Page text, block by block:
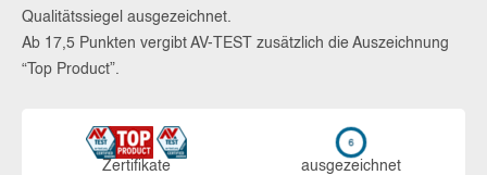
Qualitätssiegel ausgezeichnet.
Ab 17,5 Punkten vergibt AV-TEST zusätzlich die Auszeichnung
“Top Product”.
Zerti­fikate aus­ge­zeich­net